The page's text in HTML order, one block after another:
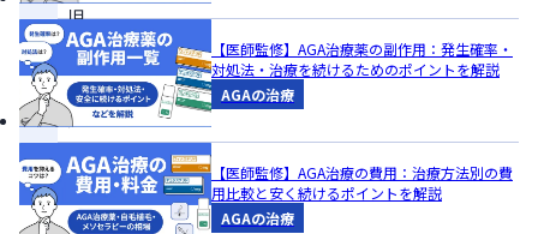
児
へ
の
先
天
異
常
【医師監修】AGA治療薬の副作用：発生確率・
対処法・治療を続けるためのポイントを解説
AGAの治療
【医師監修】AGA治療の費用：治療方法別の費
用比較と安く続けるポイントを解説
AGAの治療